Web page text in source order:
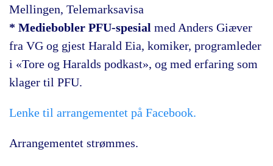
Mellingen, Telemarksavisa
* Mediebobler PFU-spesial med Anders Giæver
fra VG og gjest Harald Eia, komiker, programleder
i «Tore og Haralds podkast», og med erfaring som
klager til PFU.
Lenke til arrangementet på Facebook.
Arrangementet strømmes.